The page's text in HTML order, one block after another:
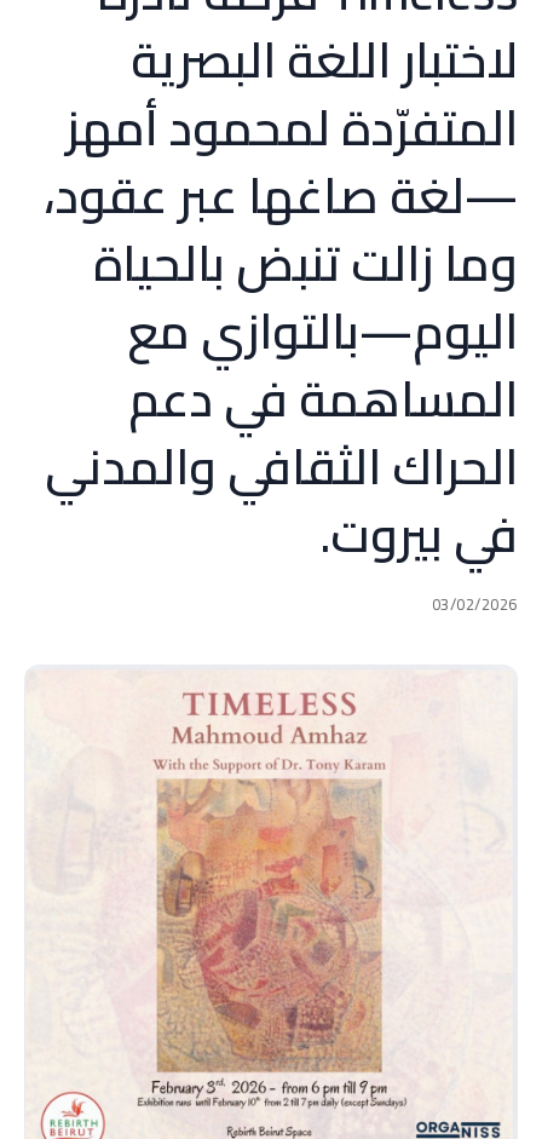
لاختبار اللغة البصرية
المتفرّدة لمحمود أمهز
—لغة صاغها عبر عقود،
وما زالت تنبض بالحياة
اليوم—بالتوازي مع
المساهمة في دعم
الحراك الثقافي والمدني
في بيروت.
03/02/2026